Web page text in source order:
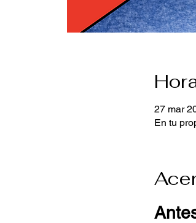
27 mar
En tu